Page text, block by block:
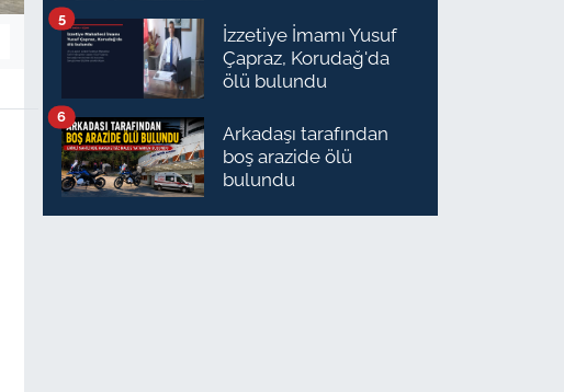
İzzetiye İmamı Yusuf
Çapraz, Korudağ'da
ölü bulundu
5
Arkadaşı tarafından
boş arazide ölü
bulundu
6